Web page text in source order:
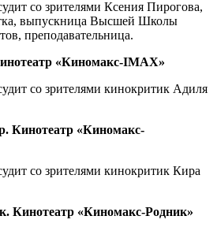
со зрителями Ксения Пирогова,
выпускница Высшей Школы
преподавательница.
«Киномакс-IMAX»
со зрителями кинокритик Адиля
Кинотеатр «Киномакс-
со зрителями кинокритик Кира
Кинотеатр «Киномакс-Родник»